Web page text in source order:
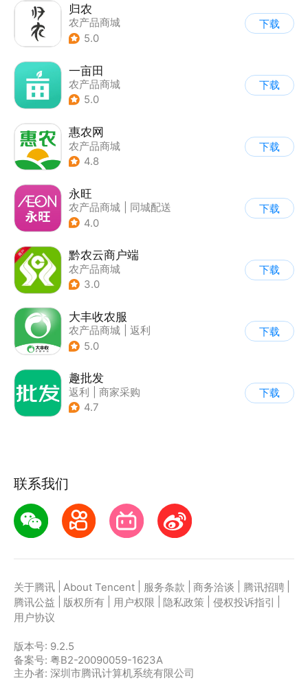
归农
农产品商城
5.0
下载
一亩田
农产品商城
5.0
下载
惠农网
农产品商城
4.8
下载
永旺
农产品商城
同城配送
4.0
下载
黔农云商户端
农产品商城
3.0
下载
大丰收农服
农产品商城
返利
5.0
下载
趣批发
返利
商家采购
| 农产品商城
4.7
下载
联系我们
关于腾讯 About Tencent 服务条款 商务洽谈 腾讯招聘
腾讯公益
版权所有 用户权限 隐私政策 侵权投诉指引
用户协议
版本号: 9.2.5
备案号: 粤B2-20090059-1623A
主办者: 深圳市腾讯计算机系统有限公司